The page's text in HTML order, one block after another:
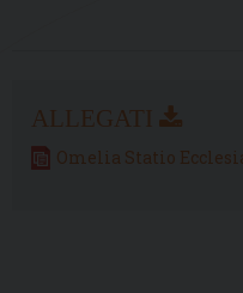
Omelia Statio